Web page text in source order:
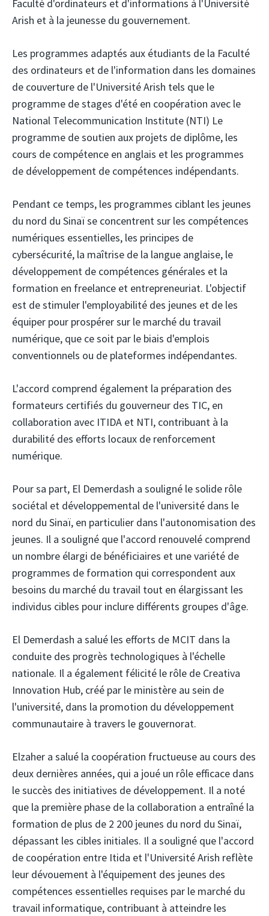
Faculté d'ordinateurs et d'informations à l'Université
Arish et à la jeunesse du gouvernement.
Les programmes adaptés aux étudiants de la Faculté
des ordinateurs et de l'information dans les domaines
de couverture de l'Université Arish tels que le
programme de stages d'été en coopération avec le
National Telecommunication Institute (NTI) Le
programme de soutien aux projets de diplôme, les
cours de compétence en anglais et les programmes
de développement de compétences indépendants.
Pendant ce temps, les programmes ciblant les jeunes
du nord du Sinaï se concentrent sur les compétences
numériques essentielles, les principes de
cybersécurité, la maîtrise de la langue anglaise, le
développement de compétences générales et la
formation en freelance et entrepreneuriat. L'objectif
est de stimuler l'employabilité des jeunes et de les
équiper pour prospérer sur le marché du travail
numérique, que ce soit par le biais d'emplois
conventionnels ou de plateformes indépendantes.
L'accord comprend également la préparation des
formateurs certifiés du gouverneur des TIC, en
collaboration avec ITIDA et NTI, contribuant à la
durabilité des efforts locaux de renforcement
numérique.
Pour sa part, El Demerdash a souligné le solide rôle
sociétal et développemental de l'université dans le
nord du Sinaï, en particulier dans l'autonomisation des
jeunes. Il a souligné que l'accord renouvelé comprend
un nombre élargi de bénéficiaires et une variété de
programmes de formation qui correspondent aux
besoins du marché du travail tout en élargissant les
individus cibles pour inclure différents groupes d'âge.
El Demerdash a salué les efforts de MCIT dans la
conduite des progrès technologiques à l'échelle
nationale. Il a également félicité le rôle de Creativa
Innovation Hub, créé par le ministère au sein de
l'université, dans la promotion du développement
communautaire à travers le gouvernorat.
Elzaher a salué la coopération fructueuse au cours des
deux dernières années, qui a joué un rôle efficace dans
le succès des initiatives de développement. Il a noté
que la première phase de la collaboration a entraîné la
formation de plus de 2 200 jeunes du nord du Sinaï,
dépassant les cibles initiales. Il a souligné que l'accord
de coopération entre Itida et l'Université Arish reflète
leur dévouement à l'équipement des jeunes des
compétences essentielles requises par le marché du
travail informatique, contribuant à atteindre les